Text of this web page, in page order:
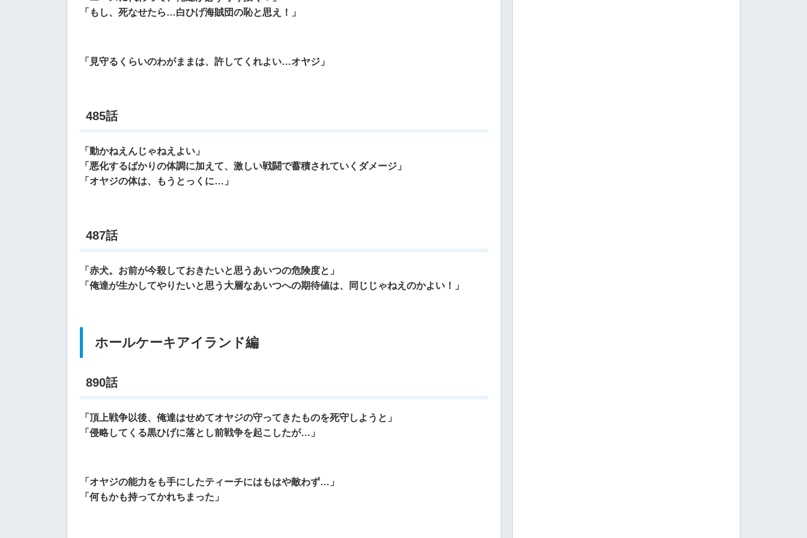
「もし、死なせたら…白ひげ海賊団の恥と思え！」
「見守るくらいのわがままは、許してくれよい…オヤジ」
485話
「動かねえんじゃねえよい」
「悪化するばかりの体調に加えて、激しい戦闘で蓄積されていくダメージ」
「オヤジの体は、もうとっくに…」
487話
「赤犬。お前が今殺しておきたいと思うあいつの危険度と」
「俺達が生かしてやりたいと思う大層なあいつへの期待値は、同じじゃねえのかよい！」
ホールケーキアイランド編
890話
「頂上戦争以後、俺達はせめてオヤジの守ってきたものを死守しようと」
「侵略してくる黒ひげに落とし前戦争を起こしたが…」
「オヤジの能力をも手にしたティーチにはもはや敵わず…」
「何もかも持ってかれちまった」